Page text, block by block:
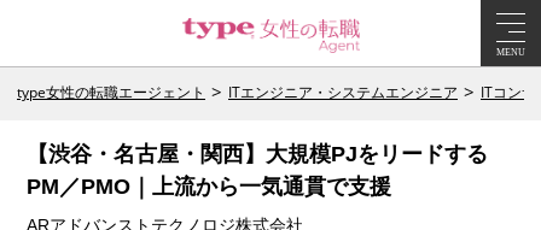
MENU
type女性の転職エージェント ITエンジニア・システムエンジニア ITコン
【渋谷・名古屋・関西】大規模PJをリードする
PM／PMO｜上流から一気通貫で支援
ARアドバンストテクノロジ株式会社